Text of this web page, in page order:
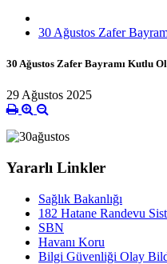
30 Ağustos Zafer
30 Ağustos Zafer Bayramı Kutlu
29 Ağustos 2025
Yararlı Linkler
Sağlık Bakanlığı
182 Hatane Randevu
SBN
Havanı Koru
Bilgi Güvenliği Olay